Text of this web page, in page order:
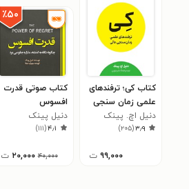
کتاب کی؛ ترفندهای
علمی زمان سنجی
عالی
دنیل اچ. پینک
۳٫۹(۲۰۵)
۹۹,۰۰۰ ت
٪۵۰
کتاب صوتی قدرت
افسوس
دنیل پینک
۴٫۱(۱۱۱)
۴۰,۰۰۰ ۲۰,۰۰۰ ت